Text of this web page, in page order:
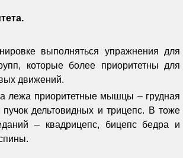
выполняться упражнения для
которые более приоритетны для
движений.
лежа приоритетные мышцы – грудная
дельтовидных и трицепс. В тоже
– квадрицепс, бицепс бедра и